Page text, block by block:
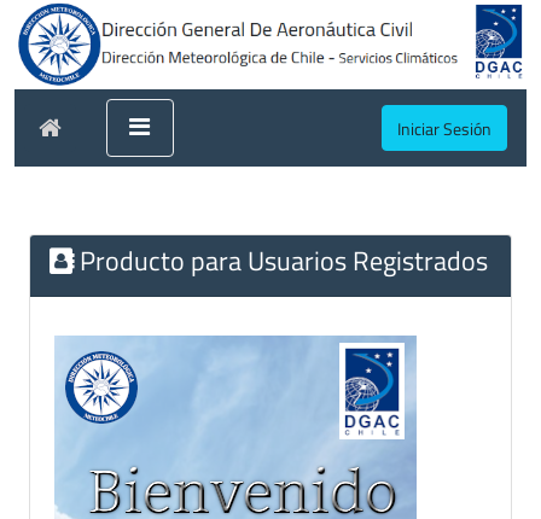
Iniciar Sesión
Producto para Usuarios Registrados